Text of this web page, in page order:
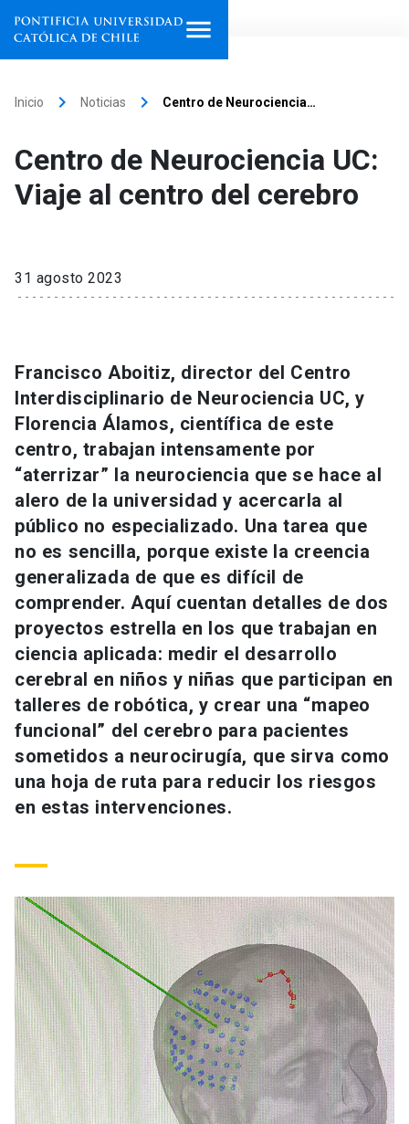
Facultades, escuelas e
institutos
Internacionalización
Vinculación
Universidad
Información para keyboard_arrow_down
Estudiantes
Académicos
Personal
launch
Padres y familia
Vecinos launch
ACCESOS DIRECTOS
launch
Mi Cuenta UC launch
Correo UC launch
Medios Biblioteca launch
Donaciones launch
Inicio keyboard_arrow_right Noticias keyboard_arrow_right Centro de Neurociencia…
Centro de Neurociencia UC:
Viaje al centro del cerebro
31 agosto 2023
Francisco Aboitiz, director del Centro
Interdisciplinario de Neurociencia UC, y
Florencia Álamos, científica de este
centro, trabajan intensamente por
“aterrizar” la neurociencia que se hace al
alero de la universidad y acercarla al
público no especializado. Una tarea que
no es sencilla, porque existe la creencia
generalizada de que es difícil de
comprender. Aquí cuentan detalles de dos
proyectos estrella en los que trabajan en
ciencia aplicada: medir el desarrollo
cerebral en niños y niñas que participan en
talleres de robótica, y crear una “mapeo
funcional” del cerebro para pacientes
sometidos a neurocirugía, que sirva como
una hoja de ruta para reducir los riesgos
en estas intervenciones.